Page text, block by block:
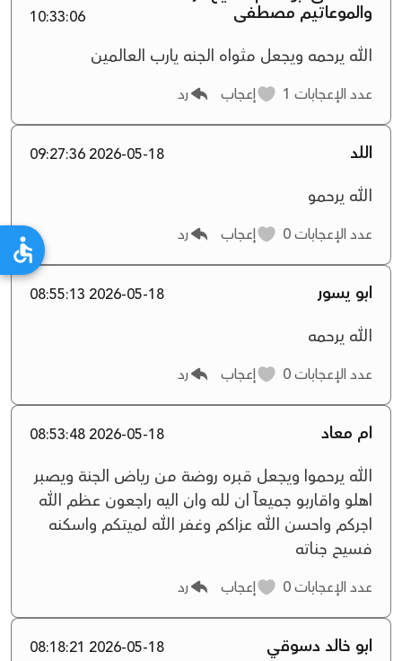
والموعاتيم مصطفى
10:33:06
الله يرحمه ويجعل مثواه الجنه يارب العالمين
عدد الإعجابات إعجاب رد
اللد 2026-05-18 09:27:36
الله يرحمو
عدد الإعجابات إعجاب رد
ابو يسور 2026-05-18 08:55:13
الله يرحمه
عدد الإعجابات إعجاب رد
ام معاد 2026-05-18 08:53:48
الله يرحموا ويجعل قبره روضة من رياض الجنة ويصبر
اهلو واقاربو جميعآ ان لله وان اليه راجعون عظم الله
اجركم واحسن الله عزاكم وغفر الله لميتكم واسكنه
فسيح جناته
عدد الإعجابات إعجاب رد
ابو خالد دسوقي 2026-05-18 08:18:21